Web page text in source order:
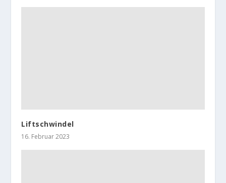
Liftschwindel
16. Februar 2023